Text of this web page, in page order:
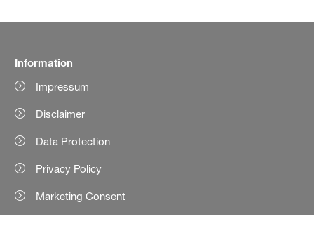
Information
Impressum
Disclaimer
Data Protection
Privacy Policy
Marketing Consent